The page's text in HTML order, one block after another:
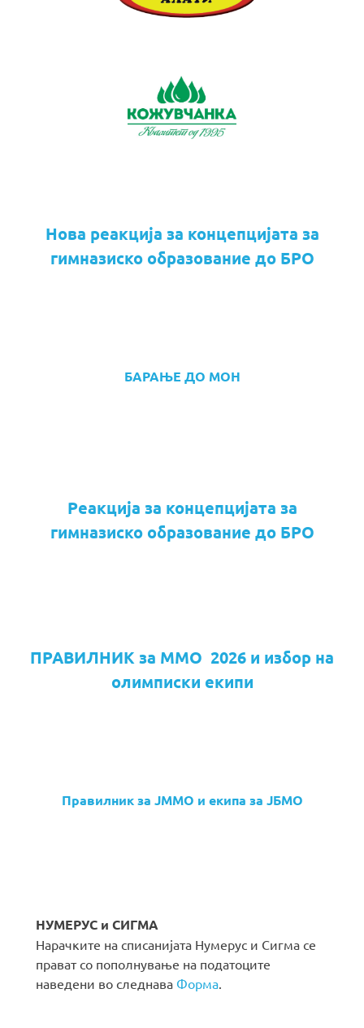
Нова реакција за концепцијата за
гимназиско образование до БРО
БАРАЊЕ ДО МОН
Реакција за концепцијата за
гимназиско образование до БРО
ПРАВИЛНИК за ММО 2026 и избор на
олимписки екипи
Правилник за ЈММО и екипа за ЈБМО
НУМЕРУС и СИГМА
Нарачките на списанијата Нумерус и Сигма се
прават со пополнување на податоците
наведени во следнава Форма.